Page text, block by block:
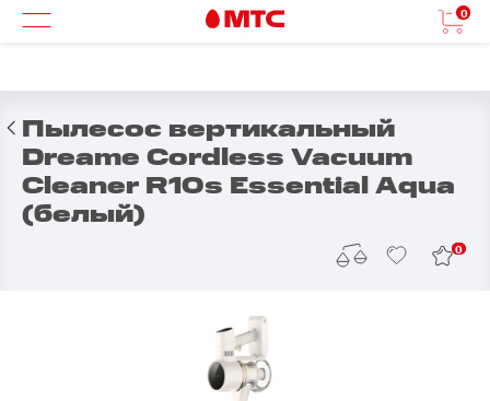
0
Пылесос вертикальный
Dreame Cordless Vacuum
Cleaner R10s Essential Aqua
(белый)
0